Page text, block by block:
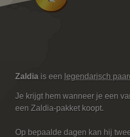
Zaldia is een legendarisch
Je krijgt hem wanneer je een
een Zaldia-pakket koopt.
Op bepaalde dagen kan hij